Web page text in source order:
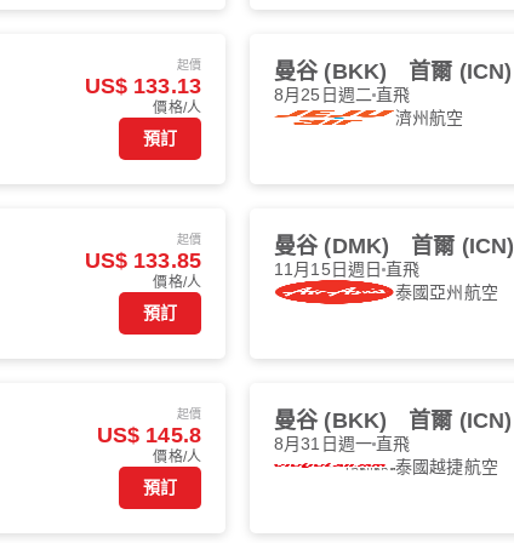
起價
US$ 133.13
價格/人
預訂
曼谷 (BKK) 首爾 (ICN)
8月25日週二 直飛
濟州航空
起價
US$ 133.85
價格/人
預訂
曼谷 (DMK) 首爾 (ICN)
11月15日週日 直飛
泰國亞州航空
起價
US$ 145.8
價格/人
預訂
曼谷 (BKK) 首爾 (ICN)
8月31日週一直飛
泰國越捷航空